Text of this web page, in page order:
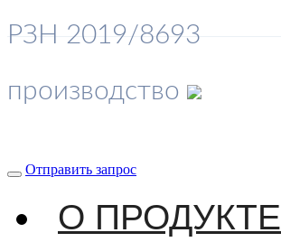
РЗН 2019/8693
производство
Отправить запрос
О ПРОДУКТЕ